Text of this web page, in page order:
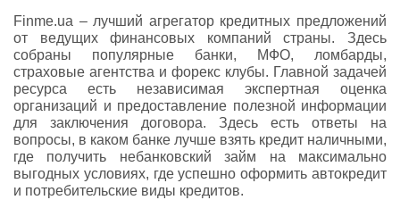
Finme.ua – лучший агрегатор кредитных предложений
от ведущих финансовых компаний страны. Здесь
собраны популярные банки, МФО, ломбарды,
страховые агентства и форекс клубы. Главной задачей
ресурса есть независимая экспертная оценка
организаций и предоставление полезной информации
для заключения договора. Здесь есть ответы на
вопросы, в каком банке лучше взять кредит наличными,
где получить небанковский займ на максимально
выгодных условиях, где успешно оформить автокредит
и потребительские виды кредитов.